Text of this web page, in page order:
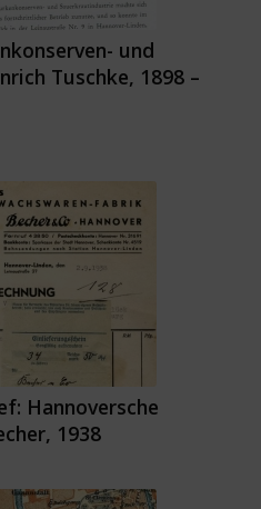
und
Tuschke, 1898 –
Hannoversche
1938